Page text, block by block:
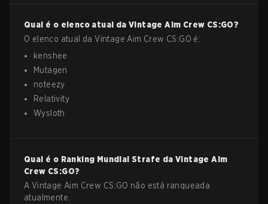
Qual é o elenco atual da Vintage Aim Crew CS:GO?
O elenco atual daVintage Aim Crew CS:GO é:
kenshee
Mutagen
noteezy
Relativity
Wysloth
Qual é o Ranking Mundial Strafe da Vintage Aim
Crew CS:GO?
A Vintage Aim Crew CS:GO não está ranqueada
atualmente.